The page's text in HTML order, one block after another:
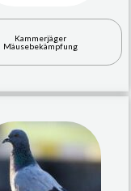
Kammerjäger
Mäusebekämpfung